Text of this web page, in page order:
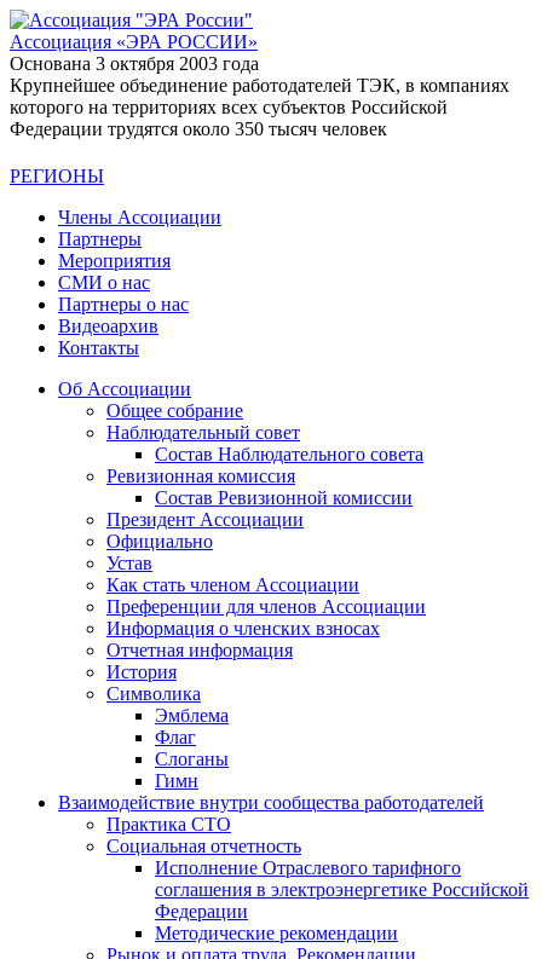
Ассоциация «ЭРА РОССИИ»
Основана 3 октября 2003 года
Крупнейшее объединение работодателей ТЭК, в компаниях
которого на территориях всех субъектов Российской
Федерации трудятся около 350 тысяч человек
РЕГИОНЫ
Члены Ассоциации
Партнеры
Мероприятия
СМИ о нас
Партнеры о нас
Видеоархив
Контакты
Об Ассоциации
Общее собрание
Наблюдательный совет
Состав Наблюдательного совета
Ревизионная комиссия
Состав Ревизионной комиссии
Президент Ассоциации
Официально
Устав
Как стать членом Ассоциации
Преференции для членов Ассоциации
Информация о членских взносах
Отчетная информация
История
Символика
Эмблема
Флаг
Слоганы
Гимн
Взаимодействие внутри сообщества работодателей
Практика СТО
Социальная отчетность
Исполнение Отраслевого тарифного
соглашения в электроэнергетике Российской
Федерации
Методические рекомендации